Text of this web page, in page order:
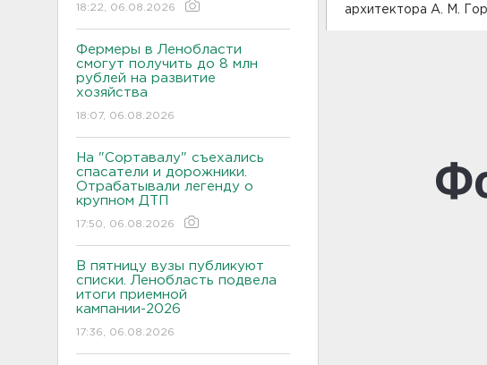
18:22, 06.08.2026
Фермеры в Ленобласти
смогут получить до 8 млн
рублей на развитие
хозяйства
18:07, 06.08.2026
На "Сортавалу" съехались
спасатели и дорожники.
Отрабатывали легенду о
крупном ДТП
17:50, 06.08.2026
В пятницу вузы публикуют
списки. Ленобласть подвела
итоги приемной
кампании-2026
17:36, 06.08.2026
архитектора А. М.